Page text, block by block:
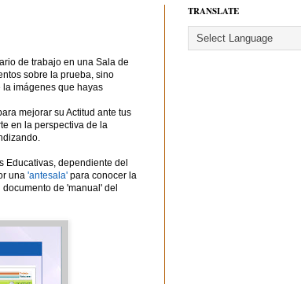
de trabajo en una Sala de
sobre la prueba, sino
imágenes que hayas
mejorar su Actitud ante tus
en la perspectiva de la
Educativas, dependiente del
una 'antesala' para conocer la
de 'manual' del
TRANSLATE